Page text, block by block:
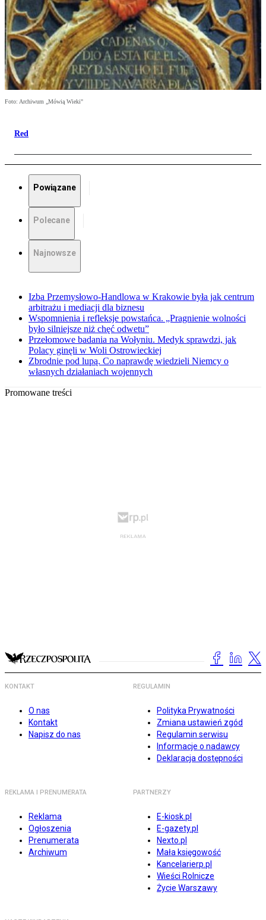
Foto: Archiwum „Mówią Wieki"
Red
Powiązane
Polecane
Najnowsze
Izba Przemysłowo-Handlowa w Krakowie była jak centrum
arbitrażu i mediacji dla biznesu
Wspomnienia i refleksje powstańca. „Pragnienie wolności
było silniejsze niż chęć odwetu”
Przełomowe badania na Wołyniu. Medyk sprawdzi, jak
Polacy ginęli w Woli Ostrowieckiej
Zbrodnie pod lupą. Co naprawdę wiedzieli Niemcy o
własnych działaniach wojennych
Promowane treści
KONTAKT
O nas
Kontakt
Napisz do nas
REGULAMIN
Polityka Prywatności
Zmiana ustawień zgód
Regulamin serwisu
Informacje o nadawcy
Deklaracja dostępności
REKLAMA I PRENUMERATA
Reklama
Ogłoszenia
Prenumerata
Archiwum
PARTNERZY
E-kiosk.pl
E-gazety.pl
Nexto.pl
Mała księgowość
Kancelarierp.pl
Wieści Rolnicze
Życie Warszawy